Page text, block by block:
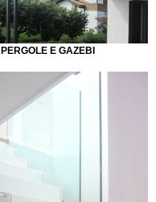
PERGOLE E GAZEBI